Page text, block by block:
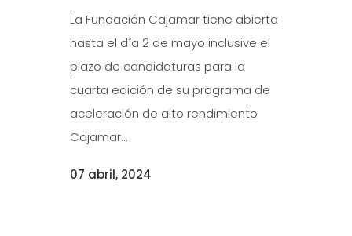
La Fundación Cajamar tiene abierta
hasta el día 2 de mayo inclusive el
plazo de candidaturas para la
cuarta edición de su programa de
aceleración de alto rendimiento
Cajamar...
07 abril, 2024